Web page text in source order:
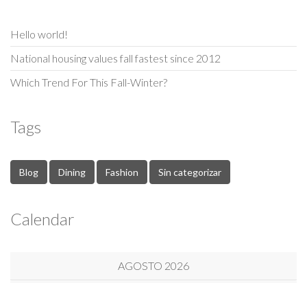
Hello world!
National housing values fall fastest since 2012
Which Trend For This Fall-Winter?
Tags
Blog Dining Fashion Sin categorizar
Calendar
AGOSTO 2026